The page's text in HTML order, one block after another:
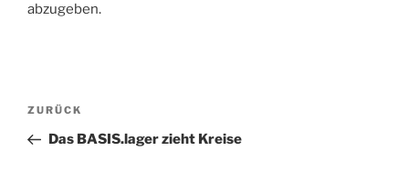
abzugeben.
Beitragsnavigation
Vorheriger
Beitrag
ZURÜCK
Das BASIS.lager zieht Kreise